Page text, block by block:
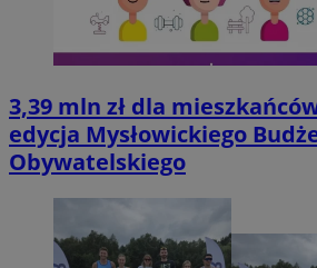
3,39 mln zł dla
edycja Mysłowickiego
Obywatelskiego